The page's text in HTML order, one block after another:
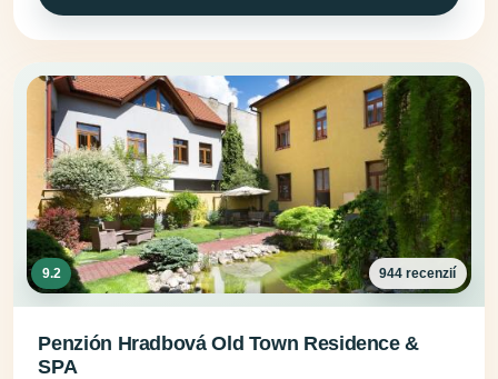
9.2 944 recenzií
Penzión Hradbová Old Town Residence &
SPA